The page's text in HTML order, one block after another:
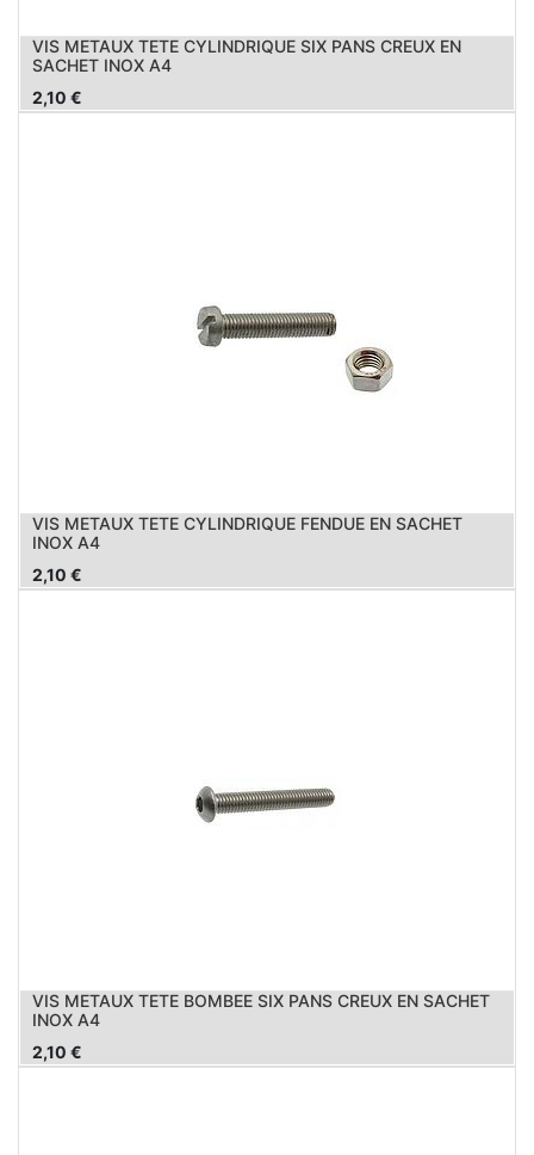
VIS METAUX TETE CYLINDRIQUE SIX PANS CREUX EN
SACHET INOX A4
2,10 €
VIS METAUX TETE CYLINDRIQUE FENDUE EN SACHET
INOX A4
2,10 €
VIS METAUX TETE BOMBEE SIX PANS CREUX EN SACHET
INOX A4
2,10 €